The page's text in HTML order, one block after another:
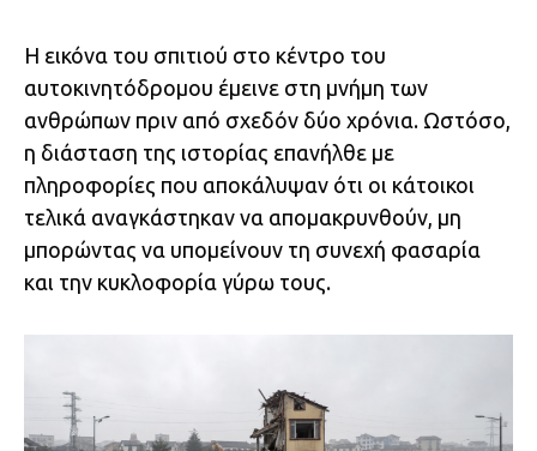
Η εικόνα του σπιτιού στο κέντρο του
αυτοκινητόδρομου έμεινε στη μνήμη των
ανθρώπων πριν από σχεδόν δύο χρόνια. Ωστόσο,
η διάσταση της ιστορίας επανήλθε με
πληροφορίες που αποκάλυψαν ότι οι κάτοικοι
τελικά αναγκάστηκαν να απομακρυνθούν, μη
μπορώντας να υπομείνουν τη συνεχή φασαρία
και την κυκλοφορία γύρω τους.